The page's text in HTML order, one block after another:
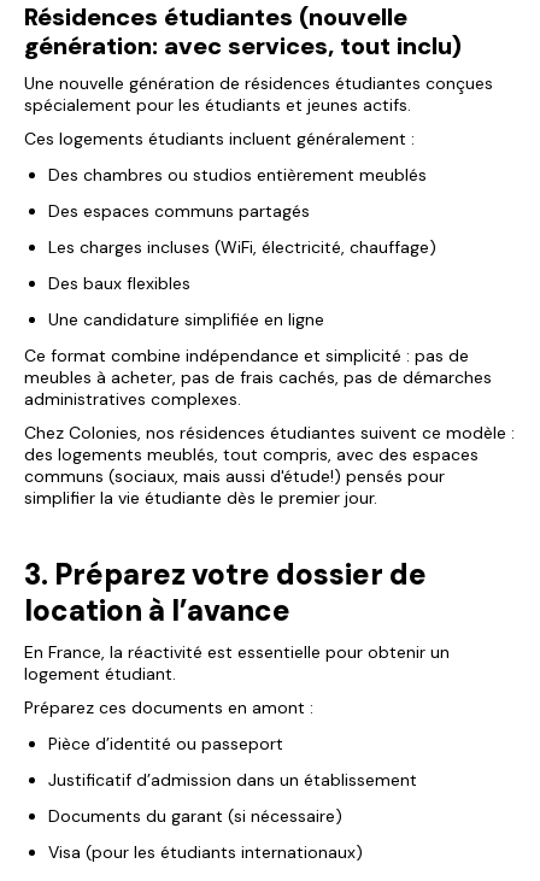
Résidences étudiantes (nouvelle
génération: avec services, tout inclu)
Une nouvelle génération de résidences étudiantes conçues
spécialement pour les étudiants et jeunes actifs.
Ces logements étudiants incluent généralement :
Des chambres ou studios entièrement meublés
Des espaces communs partagés
Les charges incluses (WiFi, électricité, chauffage)
Des baux flexibles
Une candidature simplifiée en ligne
Ce format combine indépendance et simplicité : pas de
meubles à acheter, pas de frais cachés, pas de démarches
administratives complexes.
Chez Colonies, nos résidences étudiantes suivent ce modèle :
des logements meublés, tout compris, avec des espaces
communs (sociaux, mais aussi d'étude!) pensés pour
simplifier la vie étudiante dès le premier jour.
3. Préparez votre dossier de
location à l’avance
En France, la réactivité est essentielle pour obtenir un
logement étudiant.
Préparez ces documents en amont :
Pièce d’identité ou passeport
Justificatif d’admission dans un établissement
Documents du garant (si nécessaire)
Visa (pour les étudiants internationaux)